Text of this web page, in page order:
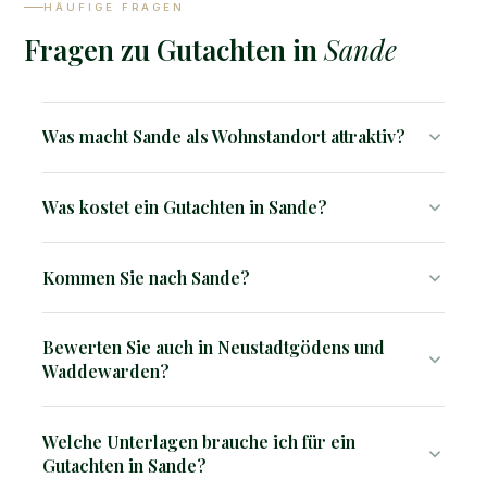
HÄUFIGE FRAGEN
Fragen zu Gutachten inSande
Was macht Sande als Wohnstandort attraktiv?
und Wilhelmshaven und gute Erreichbarkeit machen
Sande zu einer soliden Wohnoption für Pendler und
Was kostet ein Gutachten in Sande?
1.500 €.
Kommen Sie nach Sande?
kommen direkt zu Ihnen.
Bewerten Sie auch in Neustadtgödens und
Waddewarden?
Welche Unterlagen brauche ich für ein
Gutachten in Sande?